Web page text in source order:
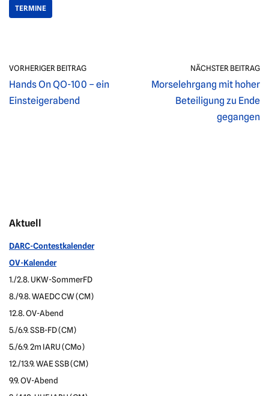
TERMINE
VORHERIGER BEITRAG
Hands On QO-100 – ein
Einsteigerabend
NÄCHSTER BEITRAG
Morselehrgang mit hoher
Beteiligung zu Ende
gegangen
Aktuell
DARC-Contestkalender
OV-Kalender
1./2.8. UKW-SommerFD
8./9.8. WAEDC CW (CM)
12.8. OV-Abend
5./6.9. SSB-FD (CM)
5./6.9. 2m IARU (CMo)
12./13.9. WAE SSB (CM)
9.9. OV-Abend